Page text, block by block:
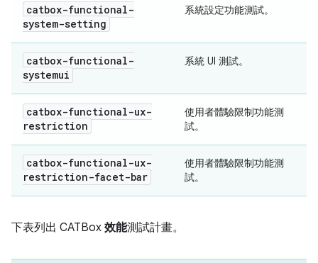
catbox-functional-
system-setting
系統設定功能測試。
catbox-functional-
systemui
系統 UI 測試。
catbox-functional-ux-
restriction
使用者體驗限制功能測
試。
catbox-functional-ux-
restriction-facet-bar
使用者體驗限制功能測
試。
下表列出 CATBox 效能測試計畫。